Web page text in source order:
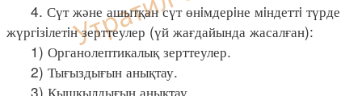
4. Сүт және ашытқан сүт өнiмдерiне мiндеттi түрде
жүргiзiлетiн зерттеулер (үй жағдайында жасалған):
1) Органолептикалық зерттеулер.
2) Тығыздығын анықтау.
3) Қышқылдығын анықтау.